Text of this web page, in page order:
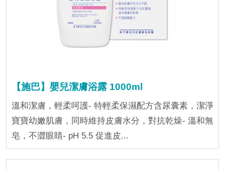
【施巴】嬰兒潔膚浴露 1000ml
溫和潔膚，輕柔呵護- 特輕柔保濕配方含尿囊素，潔淨
寶寶幼嫩肌膚，同時維持皮膚水分，對抗乾燥- 溫和無
皂，不澀眼睛- pH 5.5 促進皮...